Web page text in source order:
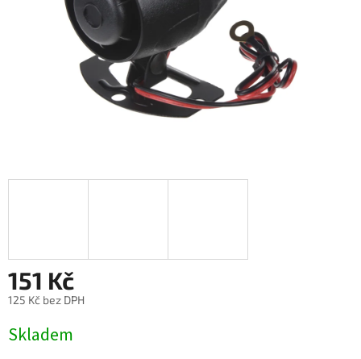
151 Kč
125 Kč bez DPH
cena:
Skladem